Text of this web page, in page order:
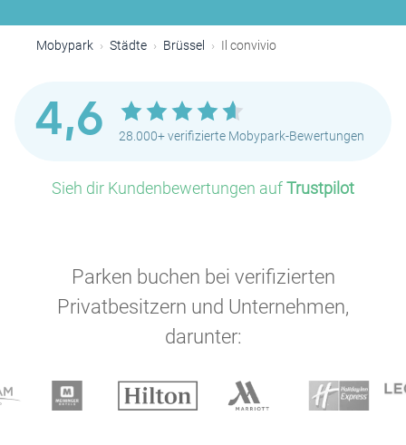
Mobypark Städte Brüssel Il convivio
4,6 28.000+ verifizierte Mobypark-Bewertungen
Sieh dir Kundenbewertungen aufTrustpilot
Parken buchen bei verifizierten
Privatbesitzern und Unternehmen,
darunter:
P
P